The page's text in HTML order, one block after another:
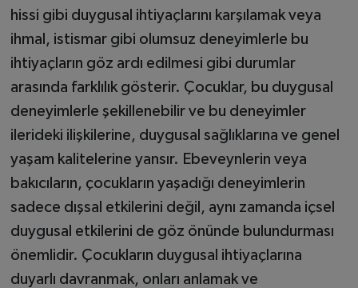
hissi gibi duygusal ihtiyaçlarını karşılamak veya
ihmal, istismar gibi olumsuz deneyimlerle bu
ihtiyaçların göz ardı edilmesi gibi durumlar
arasında farklılık gösterir. Çocuklar, bu duygusal
deneyimlerle şekillenebilir ve bu deneyimler
ilerideki ilişkilerine, duygusal sağlıklarına ve genel
yaşam kalitelerine yansır. Ebeveynlerin veya
bakıcıların, çocukların yaşadığı deneyimlerin
sadece dışsal etkilerini değil, aynı zamanda içsel
duygusal etkilerini de göz önünde bulundurması
önemlidir. Çocukların duygusal ihtiyaçlarına
duyarlı davranmak, onları anlamak ve